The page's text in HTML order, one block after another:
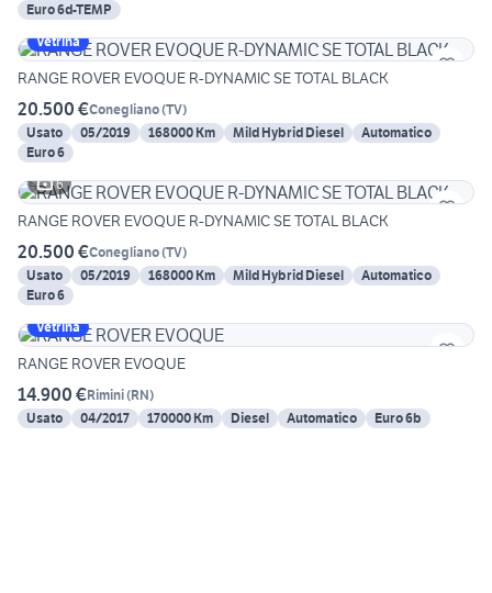
Euro 6d-TEMP
Vetrina
RANGE ROVER EVOQUE R-DYNAMIC SE TOTAL BLACK
20.500 €Conegliano(TV)
Usato
05/2019 168000 Km Mild Hybrid Diesel
Automatico
Euro 6
6
RANGE ROVER EVOQUE R-DYNAMIC SE TOTAL BLACK
20.500 €Conegliano(TV)
Usato
05/2019 168000 Km Mild Hybrid Diesel
Automatico
Euro 6
Vetrina
RANGE ROVER EVOQUE
14.900 €Rimini(RN)
Usato
04/2017 170000 Km Diesel Automatico Euro 6b